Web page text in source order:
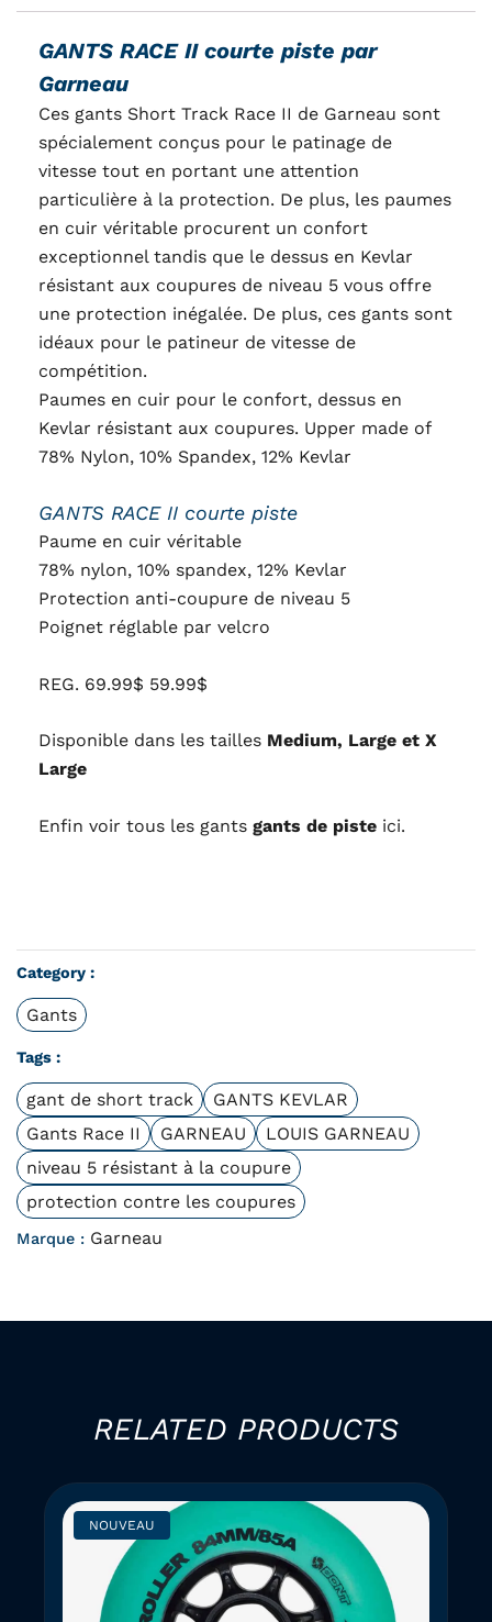
GANTS RACE II courte piste par
Garneau
Ces gants Short Track Race II de Garneau sont
spécialement conçus pour le patinage de
vitesse tout en portant une attention
particulière à la protection. De plus, les paumes
en cuir véritable procurent un confort
exceptionnel tandis que le dessus en Kevlar
résistant aux coupures de niveau 5 vous offre
une protection inégalée. De plus, ces gants sont
idéaux pour le patineur de vitesse de
compétition.
Paumes en cuir pour le confort, dessus en
Kevlar résistant aux coupures. Upper made of
78% Nylon, 10% Spandex, 12% Kevlar
GANTS RACE II courte piste
Paume en cuir véritable
78% nylon, 10% spandex, 12% Kevlar
Protection anti-coupure de niveau 5
Poignet réglable par velcro
REG. 69.99$ 59.99$
Disponible dans les tailles Medium, Large et X
Large
Enfin voir tous les gants gants de piste ici.
Category :
Gants
Tags :
gant de short track
GANTS KEVLAR
Gants Race II
GARNEAU
LOUIS GARNEAU
niveau 5 résistant à la coupure
protection contre les coupures
Marque : Garneau
RELATED PRODUCTS
NOUVEAU